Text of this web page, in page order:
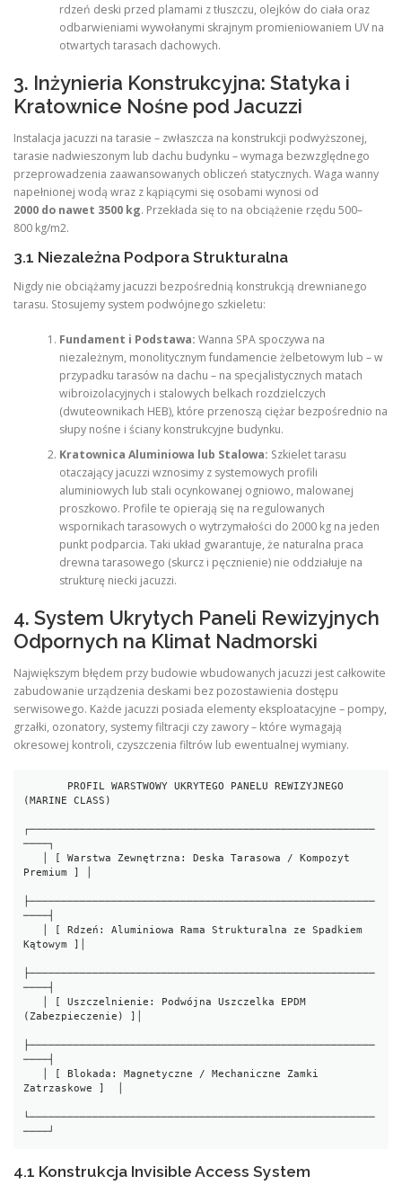
rdzeń deski przed plamami z tłuszczu, olejków do ciała oraz
odbarwieniami wywołanymi skrajnym promieniowaniem UV na
otwartych tarasach dachowych.
3. Inżynieria Konstrukcyjna: Statyka i
Kratownice Nośne pod Jacuzzi
Instalacja jacuzzi na tarasie – zwłaszcza na konstrukcji podwyższonej,
tarasie nadwieszonym lub dachu budynku – wymaga bezwzględnego
przeprowadzenia zaawansowanych obliczeń statycznych. Waga wanny
napełnionej wodą wraz z kąpiącymi się osobami wynosi od
2000 do nawet 3500 kg. Przekłada się to na obciążenie rzędu 500–
800 kg/m2.
3.1 Niezależna Podpora Strukturalna
Nigdy nie obciążamy jacuzzi bezpośrednią konstrukcją drewnianego
tarasu. Stosujemy system podwójnego szkieletu:
Fundament i Podstawa: Wanna SPA spoczywa na
niezależnym, monolitycznym fundamencie żelbetowym lub – w
przypadku tarasów na dachu – na specjalistycznych matach
wibroizolacyjnych i stalowych belkach rozdzielczych
(dwuteownikach HEB), które przenoszą ciężar bezpośrednio na
słupy nośne i ściany konstrukcyjne budynku.
Kratownica Aluminiowa lub Stalowa: Szkielet tarasu
otaczający jacuzzi wznosimy z systemowych profili
aluminiowych lub stali ocynkowanej ogniowo, malowanej
proszkowo. Profile te opierają się na regulowanych
wspornikach tarasowych o wytrzymałości do 2000 kg na jeden
punkt podparcia. Taki układ gwarantuje, że naturalna praca
drewna tarasowego (skurcz i pęcznienie) nie oddziałuje na
strukturę niecki jacuzzi.
4. System Ukrytych Paneli Rewizyjnych
Odpornych na Klimat Nadmorski
Największym błędem przy budowie wbudowanych jacuzzi jest całkowite
zabudowanie urządzenia deskami bez pozostawienia dostępu
serwisowego. Każde jacuzzi posiada elementy eksploatacyjne – pompy,
grzałki, ozonatory, systemy filtracji czy zawory – które wymagają
okresowej kontroli, czyszczenia filtrów lub ewentualnej wymiany.
(MARINE CLASS)
┌───────────────────────────────────────────────────────
────┐
Premium ] │
├───────────────────────────────────────────────────────
────┤
Kątowym ]│
├───────────────────────────────────────────────────────
────┤
(Zabezpieczenie) ]│
├───────────────────────────────────────────────────────
────┤
Zatrzaskowe ]  │
└───────────────────────────────────────────────────────
4.1 Konstrukcja Invisible Access System